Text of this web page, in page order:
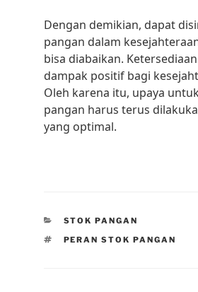
Dengan demikian, dapat
pangan dalam
bisa diabaikan.
dampak positif bagi
Oleh karena itu, upaya
pangan harus terus
yang optimal.
CATEGORIES
STOK PANGAN
TAGS
PERAN STOK PANGAN